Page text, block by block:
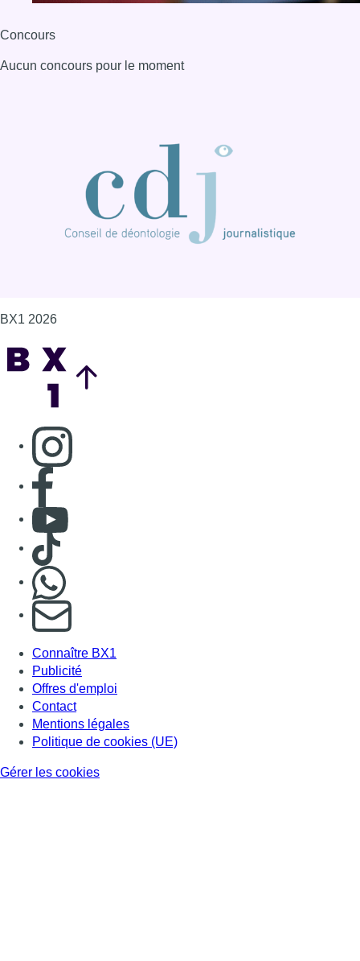
Concours
Aucun concours pour le moment
BX1 2026
Consulter page Instagram
Consulter page Facebook
Consulter Youtube
Consulter TikTok
S'abonner à notre newsletter
Connaître BX1
Publicité
Offres d'emploi
Contact
Mentions légales
Politique de cookies (UE)
Gérer les cookies